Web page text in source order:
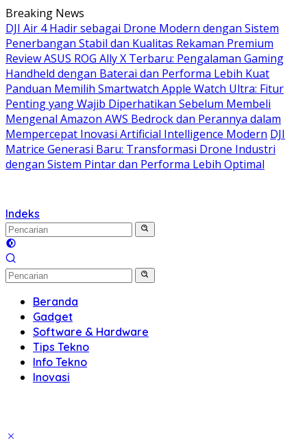
Langsung
ke
konten
Breaking News
DJI Air 4 Hadir sebagai Drone Modern dengan Sistem
Penerbangan Stabil dan Kualitas Rekaman Premium
Review ASUS ROG Ally X Terbaru: Pengalaman Gaming
Handheld dengan Baterai dan Performa Lebih Kuat
Panduan Memilih Smartwatch Apple Watch Ultra: Fitur
Penting yang Wajib Diperhatikan Sebelum Membeli
Mengenal Amazon AWS Bedrock dan Perannya dalam
Mempercepat Inovasi Artificial Intelligence Modern DJI
Matrice Generasi Baru: Transformasi Drone Industri
dengan Sistem Pintar dan Performa Lebih Optimal
Indeks
Beranda
Gadget
Software & Hardware
Tips Tekno
Info Tekno
Inovasi